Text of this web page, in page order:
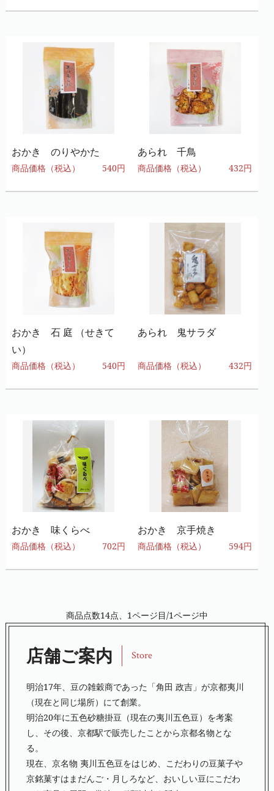
おかき のりやかた
商品価格（税込） 540円
あられ 千鳥
商品価格（税込） 432円
おかき 石 庭 （せきて
い）
商品価格（税込） 540円
あられ 鬼サラダ
商品価格（税込） 432円
おかき 味くらべ
商品価格（税込） 702円
おかき 京手焼き
商品価格（税込） 594円
商品点数14点、1ページ目/1ページ中
店舗ご案内 Store
明治17年、豆の雑穀商であった「角田 政吉」が京都夷川
（現在と同じ場所）にて創業。
明治20年に五色砂糖掛豆（現在の夷川五色豆）を考案
し、その後、京都駅で販売したことから京都名物とな
る。
現在、京名物 夷川五色豆をはじめ、こだわりの豆菓子や
京銘菓すはまだんご・月しろなど、おいしい豆にこだわ